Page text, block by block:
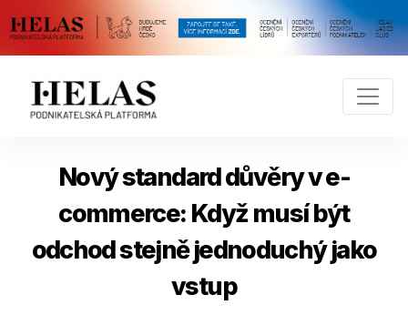
Nový standard důvěry v e-
commerce: Když musí být
odchod stejně jednoduchý jako
vstup